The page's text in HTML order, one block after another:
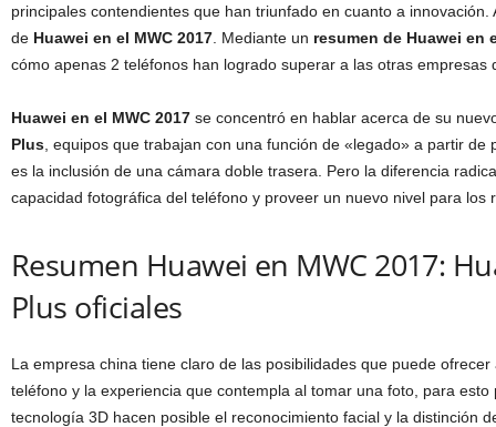
principales contendientes que han triunfado en cuanto a
de Huawei en el MWC 2017 . Mediante un resumen de Huawei en
cómo apenas 2 teléfonos han logrado superar a las otras empresas
Huawei en el MWC 2017 se concentró en hablar acerca de su
Plus , equipos que trabajan con una función de «legado» a partir
es la inclusión de una cámara doble trasera. Pero la diferencia
capacidad fotográfica del teléfono y proveer un nuevo nivel para los
Resumen Huawei en MWC 2017:
Plus oficiales
La empresa china tiene claro de las posibilidades que puede
teléfono y la experiencia que contempla al tomar una foto, para
tecnología 3D hacen posible el reconocimiento facial y la distinción